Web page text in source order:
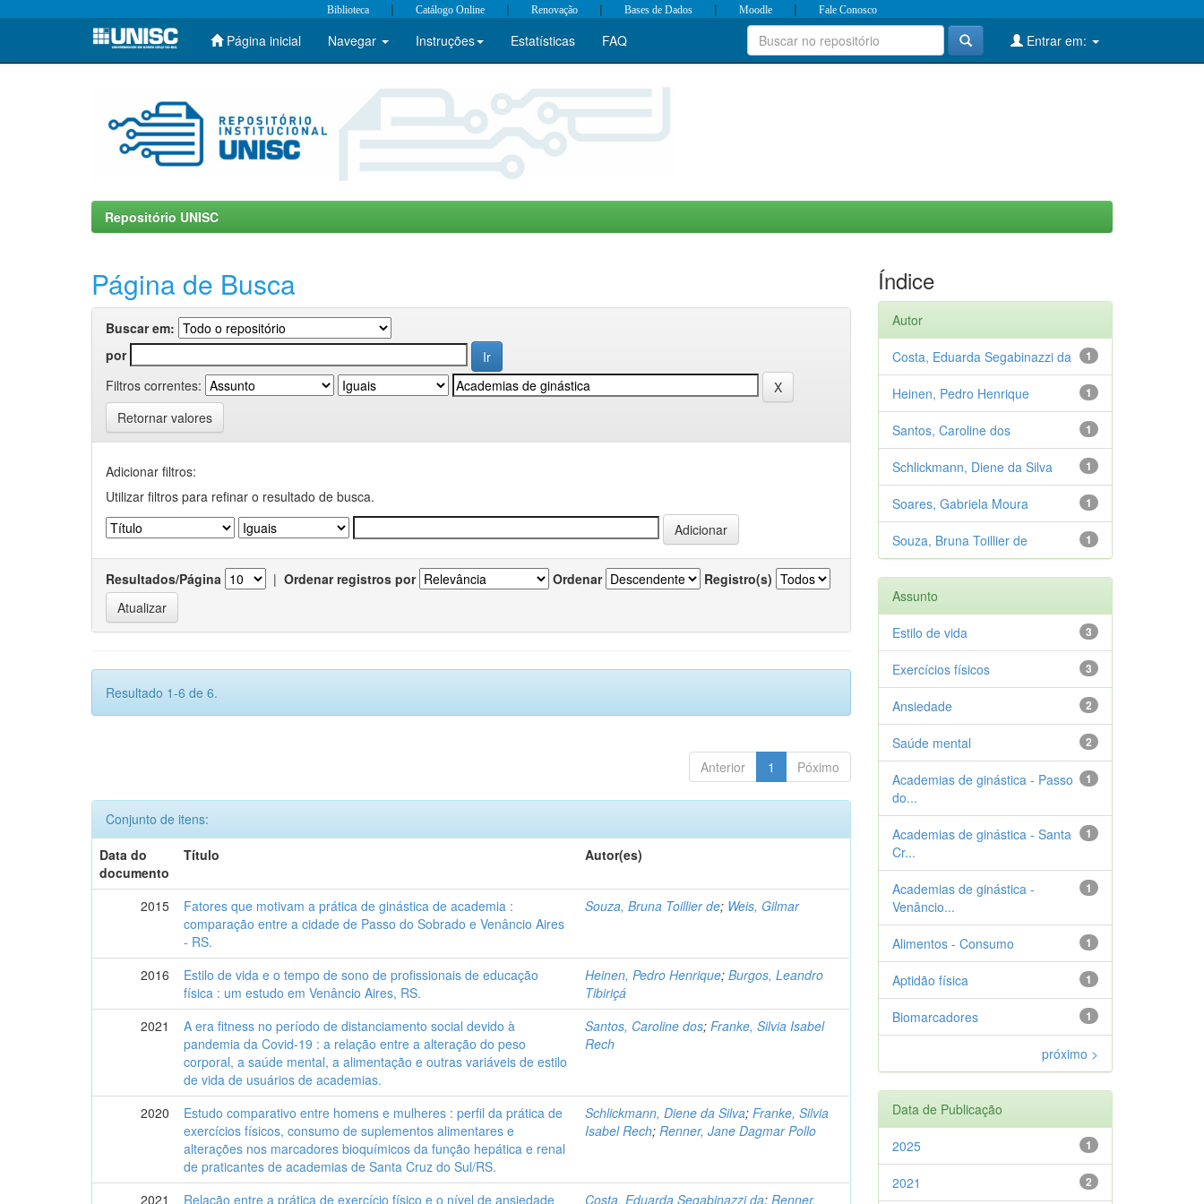
Skip
Biblioteca | Catálogo Online | Renovação | Bases de Dados | Moodle | Fale Conosco
Página inicial Navegar Instruções Estatísticas FAQ Entrar em:
Repositório UNISC
Página de Busca
Buscar em:
por
Filtros correntes:
Retornar valores
Adicionar filtros:
Utilizar filtros para refinar o resultado de busca.
Resultados/Página | Ordenar registros por Ordenar Registro(s)
Resultado 1-6 de 6.
Anterior 1 Póximo
Conjunto de itens:
Data do
documento
Título Autor(es)
2015
Fatores que motivam a prática de ginástica de academia :
comparação entre a cidade de Passo do Sobrado e Venâncio Aires
- RS.
Souza, Bruna Toillier de; Weis, Gilmar
2016
Estilo de vida e o tempo de sono de profissionais de educação
física : um estudo em Venâncio Aires, RS.
Heinen, Pedro Henrique;Burgos, Leandro
Tibiriçá
2021
A era fitness no período de distanciamento social devido à
pandemia da Covid-19 : a relação entre a alteração do peso
corporal, a saúde mental, a alimentação e outras variáveis de estilo
de vida de usuários de academias.
Santos, Caroline dos;Franke, Silvia Isabel
Rech
2020
Estudo comparativo entre homens e mulheres : perfil da prática de
exercícios físicos, consumo de suplementos alimentares e
alterações nos marcadores bioquímicos da função hepática e renal
de praticantes de academias de Santa Cruz do Sul/RS.
Schlickmann, Diene da Silva;Franke, Silvia
Isabel Rech;Renner, Jane Dagmar Pollo
2021 Relação entre a prática de exercício físico e o nível de ansiedade Costa, Eduarda Segabinazzi da; Renner,
Índice
Autor
1
Costa, Eduarda Segabinazzi da
1
Heinen, Pedro Henrique
1
Santos, Caroline dos
1
Schlickmann, Diene da Silva
1
Soares, Gabriela Moura
1
Souza, Bruna Toillier de
Assunto
3
Estilo de vida
3
Exercícios físicos
2
Ansiedade
2
Saúde mental
1
Academias de ginástica - Passo
do...
1
Academias de ginástica - Santa
Cr...
1
Academias de ginástica -
Venâncio...
1
Alimentos - Consumo
1
Aptidão física
1
Biomarcadores
próximo >
Data de Publicação
1
2025
2
2021